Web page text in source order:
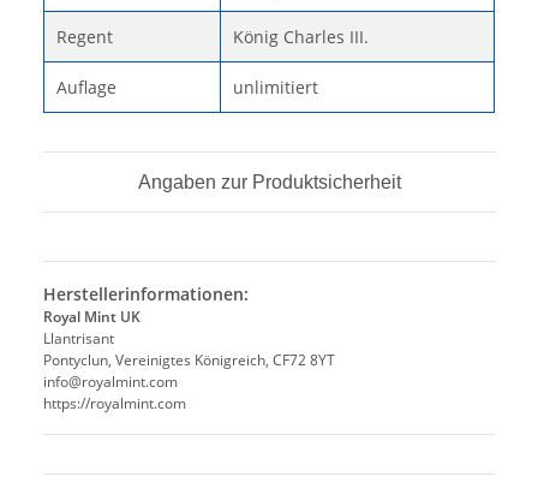
Regent König Charles III.
Auflage unlimitiert
Angaben zur Produktsicherheit
Herstellerinformationen:
Royal Mint UK
Llantrisant
Pontyclun, Vereinigtes Königreich, CF72 8YT
info@royalmint.com
https://royalmint.com